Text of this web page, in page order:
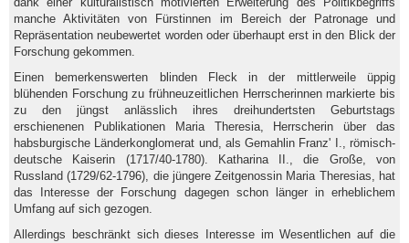
manche Aktivitäten von Fürstinnen im Bereich der Patronage und
Repräsentation neubewertet worden oder überhaupt erst in den Blick der
Forschung gekommen.
Einen bemerkenswerten blinden Fleck in der mittlerweile üppig
blühenden Forschung zu frühneuzeitlichen Herrscherinnen markierte bis
zu den jüngst anlässlich ihres dreihundertsten Geburtstags
erschienenen Publikationen Maria Theresia, Herrscherin über das
habsburgische Länderkonglomerat und, als Gemahlin Franz' I., römisch-
deutsche Kaiserin (1717/40-1780). Katharina II., die Große, von
Russland (1729/62-1796), die jüngere Zeitgenossin Maria Theresias, hat
das Interesse der Forschung dagegen schon länger in erheblichem
Umfang auf sich gezogen.
Allerdings beschränkt sich dieses Interesse im Wesentlichen auf die